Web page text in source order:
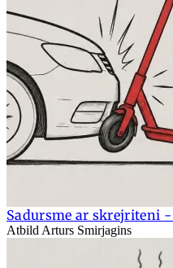
Sadursme ar skrejriteni
Atbild Arturs Smirjagins